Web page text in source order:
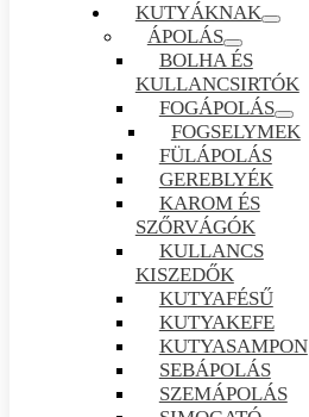
KUTYÁKNAK
ÁPOLÁS
BOLHA ÉS
KULLANCSIRTÓK
FOGÁPOLÁS
FOGSELYMEK
FÜLÁPOLÁS
GEREBLYÉK
KAROM ÉS
SZŐRVÁGÓK
KULLANCS
KISZEDŐK
KUTYAFÉSŰ
KUTYAKEFE
KUTYASAMPON
SEBÁPOLÁS
SZEMÁPOLÁS